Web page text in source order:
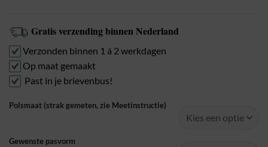
Gratis verzending binnen Nederland
Verzonden binnen 1 á 2 werkdagen
Op maat gemaakt
Past in je brievenbus!
Polsmaat (strak gemeten, zie Meetinstructie)
Gewenste pasvorm